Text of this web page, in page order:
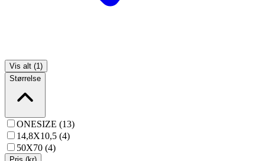
Vis alt (1)
Størrelse
ONESIZE (13)
14,8X10,5 (4)
50X70 (4)